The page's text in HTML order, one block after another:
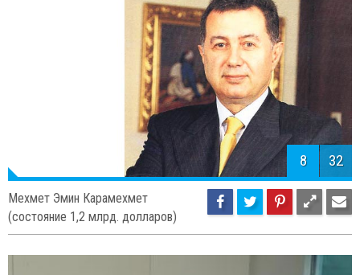
Мустафа Вехби Коч (состояние 1,1
8 32